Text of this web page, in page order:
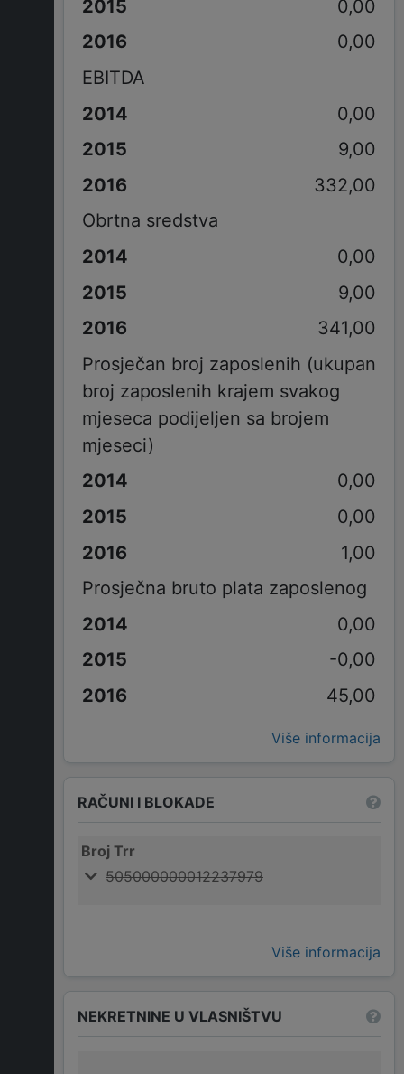
0,00
0,00
EBITDA
0,00
9,00
332,00
Obrtna sredstva
0,00
9,00
341,00
Prosječan broj zaposlenih (ukupan
broj zaposlenih krajem svakog
mjeseca podijeljen sa brojem
mjeseci)
0,00
0,00
1,00
Prosječna bruto plata zaposlenog
0,00
-0,00
45,00
Više informacija
RAČUNI I BLOKADE
Broj Trr
505000000012237979
Više informacija
NEKRETNINE U VLASNIŠTVU